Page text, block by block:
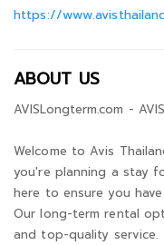
https://
ABOUT US
AVISLongterm.com -
Welcome to Avis
you're planning a stay
here to ensure you
Our long-term rental
and top-quality service.